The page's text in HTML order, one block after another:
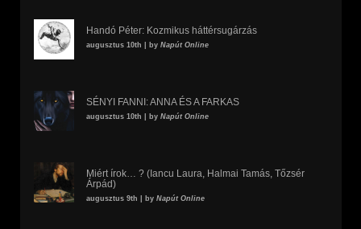
Handó Péter: Kozmikus háttérsugárzás
augusztus 10th | by Napút Online
SÉNYI FANNI: ANNA ÉS A FARKAS
augusztus 10th | by Napút Online
Miért írok… ? (Iancu Laura, Halmai Tamás, Tőzsér
Árpád)
augusztus 9th | by Napút Online